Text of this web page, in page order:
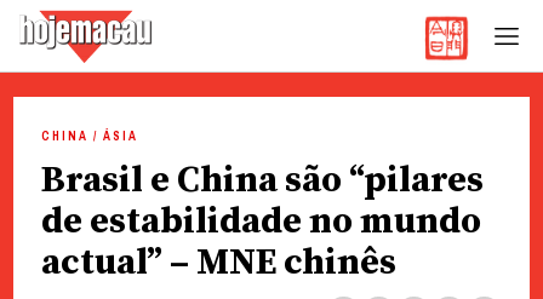
content
CHINA / ÁSIA
Brasil e China são “pilares
de estabilidade no mundo
actual” – MNE chinês